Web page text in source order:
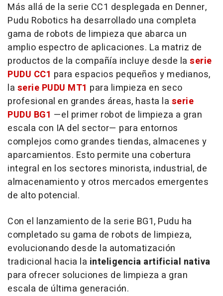
Más allá de la serie CC1 desplegada en Denner,
Pudu Robotics ha desarrollado una completa
gama de robots de limpieza que abarca un
amplio espectro de aplicaciones. La matriz de
productos de la compañía incluye desde la serie
PUDU CC1 para espacios pequeños y medianos,
la serie PUDU MT1 para limpieza en seco
profesional en grandes áreas, hasta la serie
PUDU BG1 —el primer robot de limpieza a gran
escala con IA del sector— para entornos
complejos como grandes tiendas, almacenes y
aparcamientos. Esto permite una cobertura
integral en los sectores minorista, industrial, de
almacenamiento y otros mercados emergentes
de alto potencial.
Con el lanzamiento de la serie BG1, Pudu ha
completado su gama de robots de limpieza,
evolucionando desde la automatización
tradicional hacia la inteligencia artificial nativa
para ofrecer soluciones de limpieza a gran
escala de última generación.